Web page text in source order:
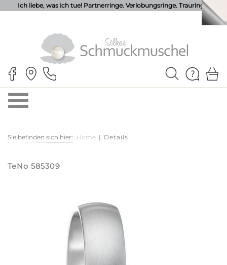
Ich liebe, was ich tue! Partnerringe. Verlobungsringe. Trauringe.
Sie befinden sich hier: Home | Details
TeNo 585309